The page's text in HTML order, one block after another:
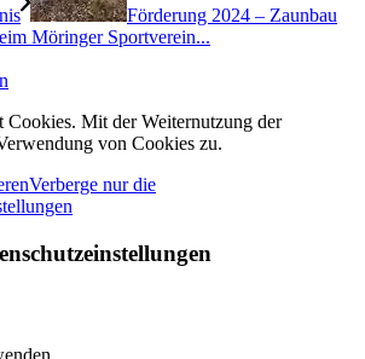
Förderung 2024 – Zaunbau
Möringer Sportverein...
Cookies. Mit der Weiternutzung der
von Cookies zu.
Verberge nur die